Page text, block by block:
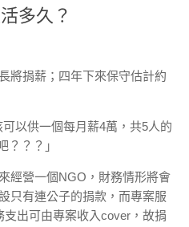
多久？
將捐薪；四年下來保守估計約
以供一個每月薪4萬，共5人的
？？？」
經營一個NGO，財務情形將會
只有連公子的捐款，而專案服
出可由專案收入cover，故捐